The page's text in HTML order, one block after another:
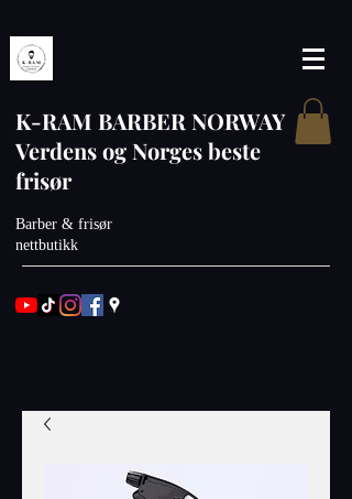
K-RAM BARBER NORWAY
Verdens og Norges beste
frisør
Barber & frisør
nettbutikk